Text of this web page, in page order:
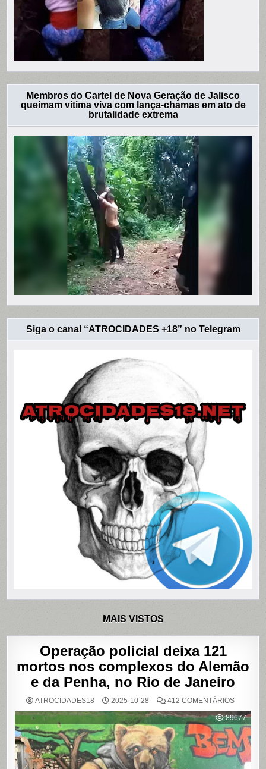
Membros do Cartel de Nova Geração de Jalisco
queimam vítima viva com lança-chamas em ato de
brutalidade extrema
Siga o canal “ATROCIDADES +18” no Telegram
MAIS VISTOS
Operação policial deixa 121
mortos nos complexos do Alemão
e da Penha, no Rio de Janeiro
ATROCIDADES18 2025-10-28 412 COMENTÁRIOSEM
POLICIAL
DEIXA
121
MORTOS
NOS
DO
ALEMÃO
89677